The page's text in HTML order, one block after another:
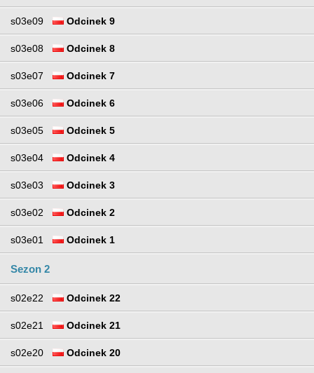
s03e09 Odcinek 9
s03e08 Odcinek 8
s03e07 Odcinek 7
s03e06 Odcinek 6
s03e05 Odcinek 5
s03e04 Odcinek 4
s03e03 Odcinek 3
s03e02 Odcinek 2
s03e01 Odcinek 1
Sezon 2
s02e22 Odcinek 22
s02e21 Odcinek 21
s02e20 Odcinek 20